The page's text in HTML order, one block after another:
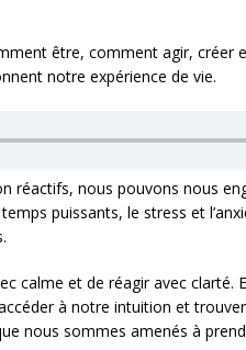
être, comment agir, créer
notre expérience de vie.
réactifs, nous pouvons nous
puissants, le stress et
calme et de réagir avec clarté.
à notre intuition et
nous sommes amenés à